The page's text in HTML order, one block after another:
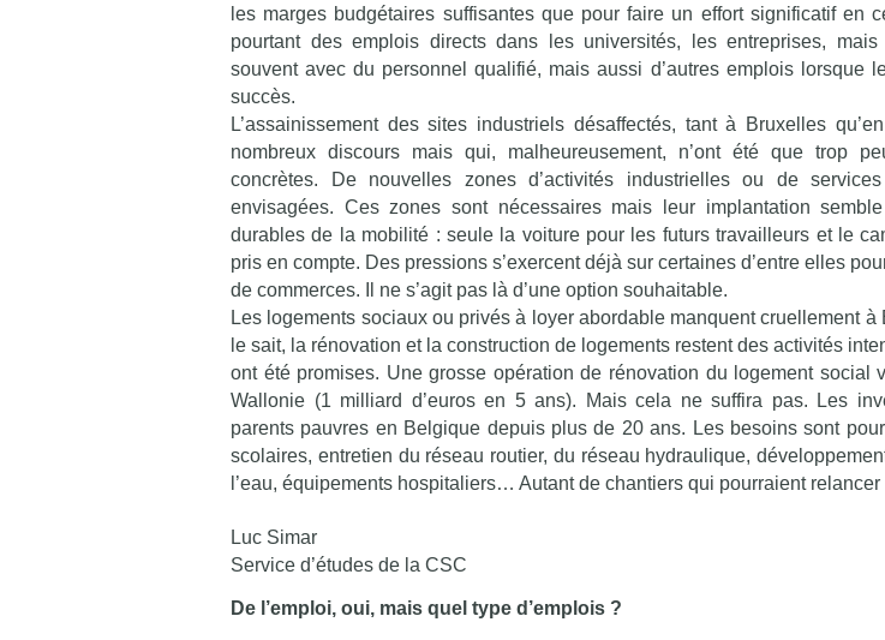
les marges budgétaires suffisantes que pour faire un effort significatif en
pourtant des emplois directs dans les universités, les entreprises,
souvent avec du personnel qualifié, mais aussi d’autres emplois lorsque
succès.
L’assainissement des sites industriels désaffectés, tant à Bruxelles
nombreux discours mais qui, malheureusement, n’ont été que trop
concrètes. De nouvelles zones d’activités industrielles ou de
envisagées. Ces zones sont nécessaires mais leur implantation
durables de la mobilité : seule la voiture pour les futurs travailleurs et le
pris en compte. Des pressions s’exercent déjà sur certaines d’entre elles
de commerces. Il ne s’agit pas là d’une option souhaitable.
Les logements sociaux ou privés à loyer abordable manquent cruellement
le sait, la rénovation et la construction de logements restent des activités
ont été promises. Une grosse opération de rénovation du logement social
Wallonie (1 milliard d’euros en 5 ans). Mais cela ne suffira pas. Les
parents pauvres en Belgique depuis plus de 20 ans. Les besoins sont
scolaires, entretien du réseau routier, du réseau hydraulique,
l’eau, équipements hospitaliers… Autant de chantiers qui pourraient relancer
Luc Simar
Service d’études de la CSC
De l’emploi, oui, mais quel type d’emplois ?